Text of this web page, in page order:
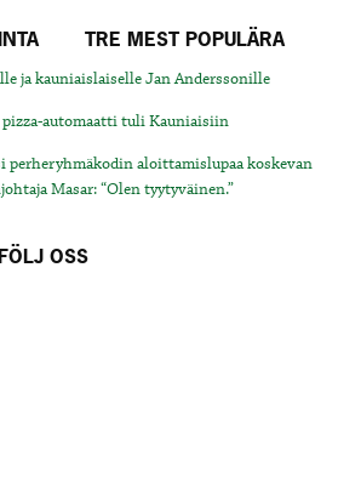
TRE MEST POPULÄRA
ja kauniaislaiselle Jan Anderssonille
pizza-automaatti tuli Kauniaisiin
perheryhmäkodin aloittamislupaa koskevan
Masar: “Olen tyytyväinen.”
OSS